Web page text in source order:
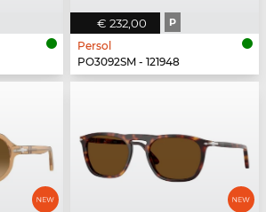
€ 232,00 P
Persol
PO3092SM - 121948